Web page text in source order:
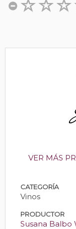
VER MÁS
CATEGORÍA
Vinos
PRODUCTOR
Susana Balbo